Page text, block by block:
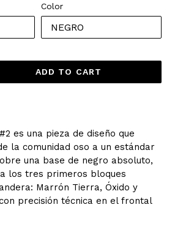
Color
ADD TO CART
es una pieza de diseño que
la comunidad oso a un estándar
una base de negro absoluto,
los tres primeros bloques
Marrón Tierra, Óxido y
precisión técnica en el frontal